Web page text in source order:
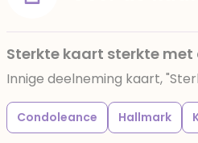
Sterkte kaart sterkte met
Innige deelneming kaart,
Condoleance Hallmark